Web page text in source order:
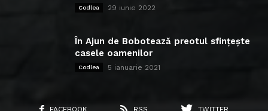
Codlea 29 iunie 2022
În Ajun de Bobotează preotul sfințește
casele oamenilor
Codlea 5 ianuarie 2021